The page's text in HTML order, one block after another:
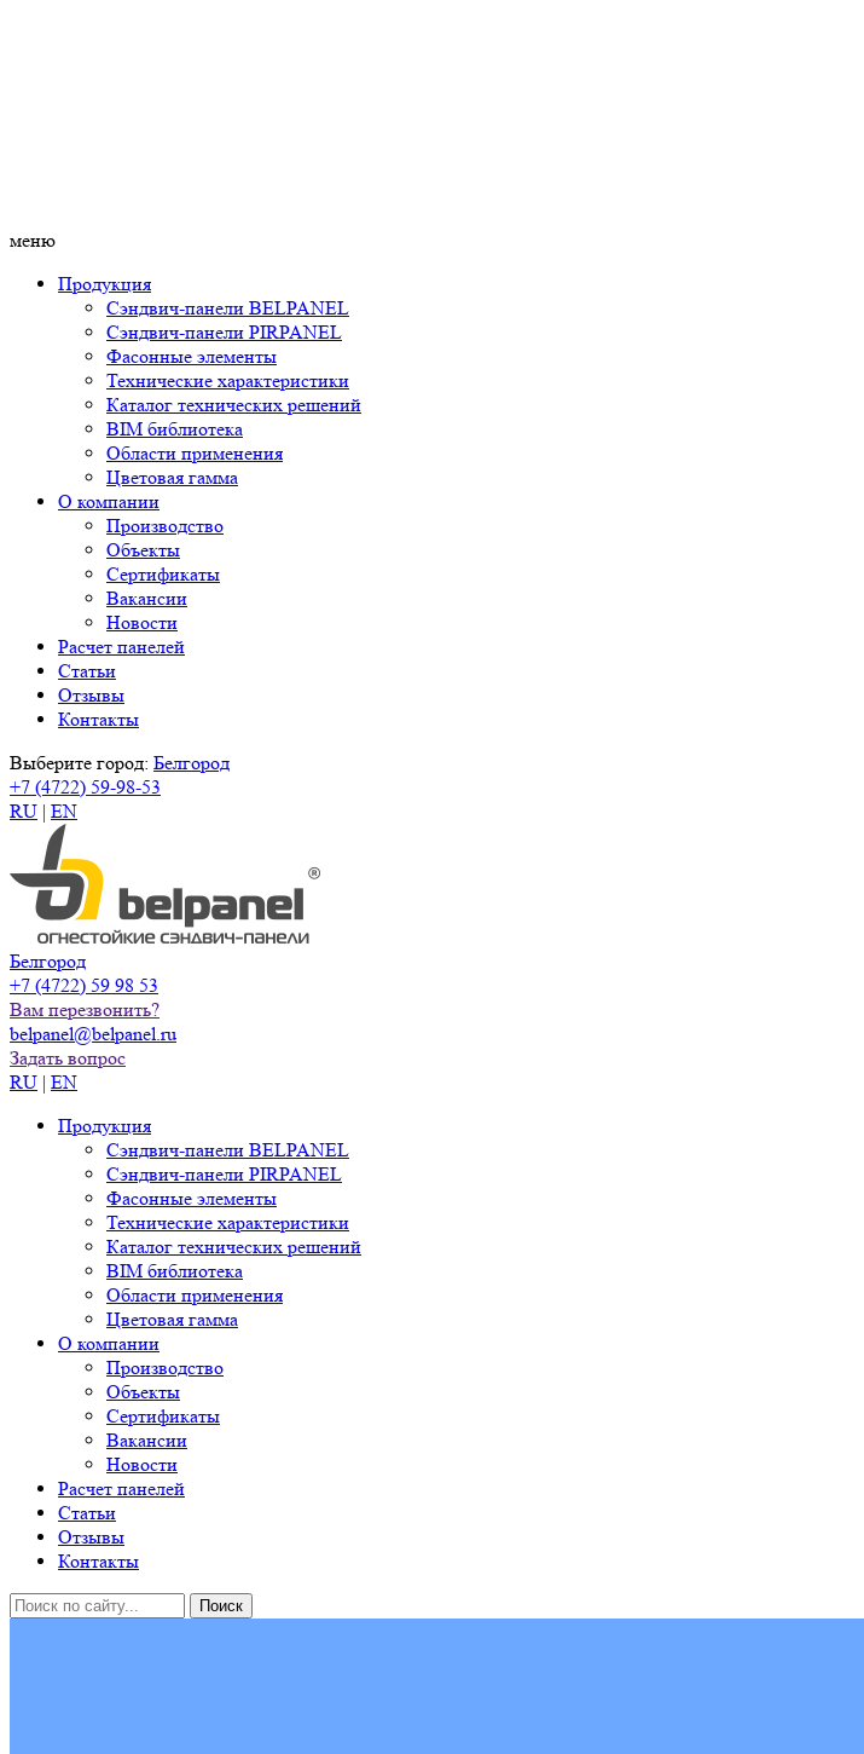
меню
Продукция
Сэндвич-панели BELPANEL
Сэндвич-панели PIRPANEL
Фасонные элементы
Технические характеристики
Каталог технических решений
BIM библиотека
Области применения
Цветовая гамма
О компании
Производство
Объекты
Сертификаты
Вакансии
Новости
Расчет панелей
Статьи
Отзывы
Контакты
Выберите город: Белгород
+7 (4722) 59-98-53
RU | EN
Белгород
+7 (4722) 59 98 53
Вам перезвонить?
belpanel@belpanel.ru
Задать вопрос
RU | EN
Продукция
Сэндвич-панели BELPANEL
Сэндвич-панели PIRPANEL
Фасонные элементы
Технические характеристики
Каталог технических решений
BIM библиотека
Области применения
Цветовая гамма
О компании
Производство
Объекты
Сертификаты
Вакансии
Новости
Расчет панелей
Статьи
Отзывы
Контакты